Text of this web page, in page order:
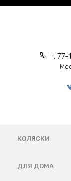
Перейти
т.
КОЛЯСКИ
ДЛЯ ДОМА